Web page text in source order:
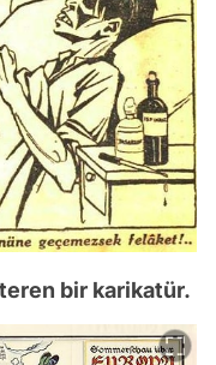
bir karikatür.